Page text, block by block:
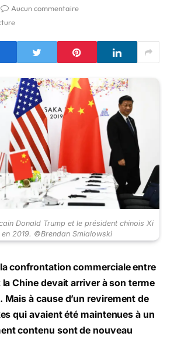
Aucun commentaire
Donald Trump et le président chinois Xi
en 2019. ©Brendan Smialowski
la confrontation commerciale entre
Chine devait arriver à son terme
Mais à cause d’un revirement de
qui avaient été maintenues à un
contenu sont de nouveau